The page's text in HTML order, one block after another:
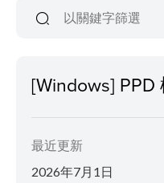
[Windows]
最近更新
2026年7月1日